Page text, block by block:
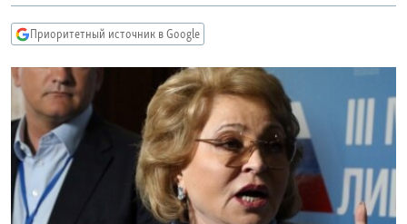
Вернутся
КАВКАЗ.РЕАЛИИ
СИБИРЬ.РЕАЛИИ
РАСПИСАНИЕ ВЕЩАНИЯ
ПОДПИШИТЕСЬ НА РАССЫЛКУ
СОЦИАЛЬНЫЕ СЕТИ
Приоритетный источник в Google